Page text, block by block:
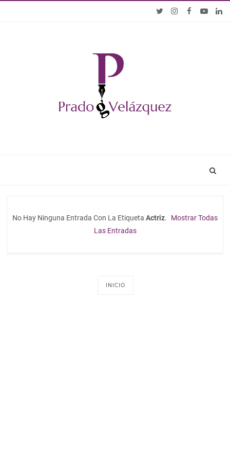
No Hay Ninguna Entrada Con La Etiqueta Actriz.
Mostrar Todas
Las Entradas
INICIO